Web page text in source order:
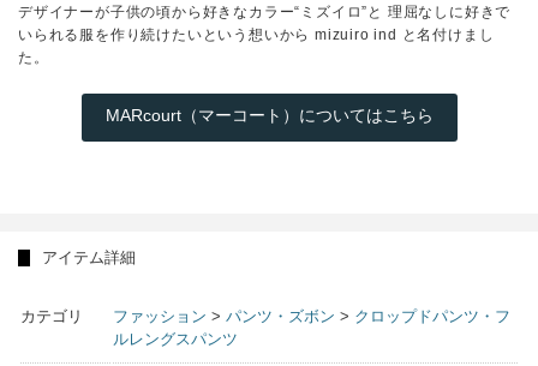
デザイナーが子供の頃から好きなカラー“ミズイロ”と 理屈なしに好きで
いられる服を作り続けたいという想いから mizuiro ind と名付けまし
た。
MARcourt（マーコート）についてはこちら
アイテム詳細
カテゴリ ファッション > パンツ・ズボン > クロップドパンツ・フ
ルレングスパンツ